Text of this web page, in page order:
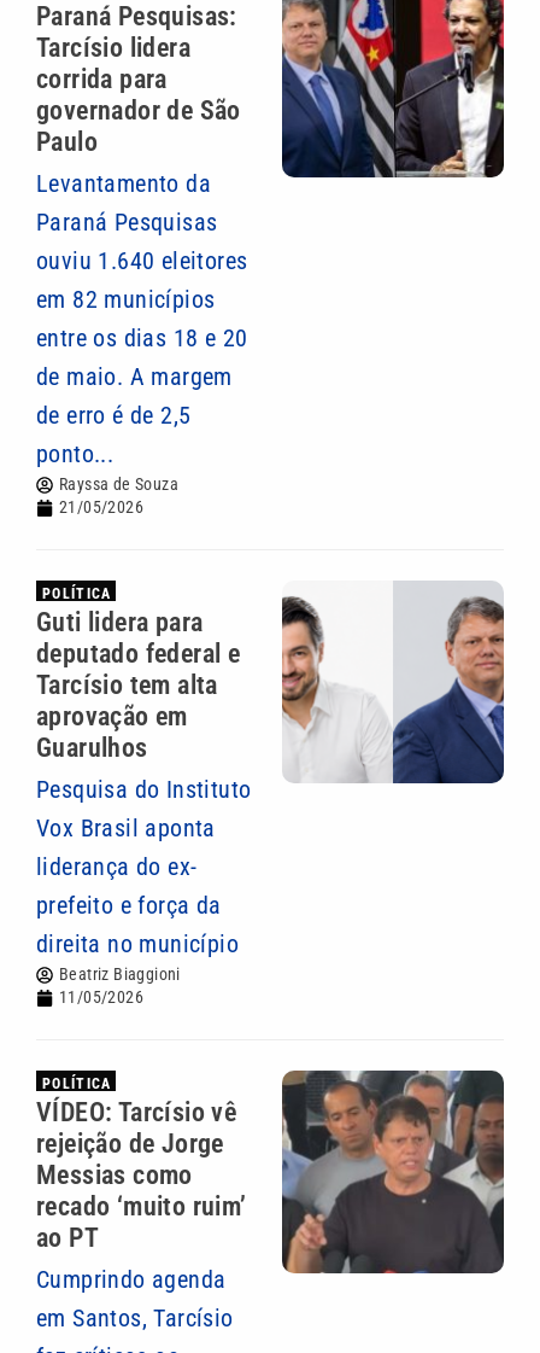
Paraná Pesquisas:
Tarcísio lidera
corrida para
governador de São
Paulo
Levantamento da
Paraná Pesquisas
ouviu 1.640 eleitores
em 82 municípios
entre os dias 18 e 20
de maio. A margem
de erro é de 2,5
ponto...
Rayssa de Souza
21/05/2026
POLÍTICA
Guti lidera para
deputado federal e
Tarcísio tem alta
aprovação em
Guarulhos
Pesquisa do Instituto
Vox Brasil aponta
liderança do ex-
prefeito e força da
direita no município
Beatriz Biaggioni
11/05/2026
POLÍTICA
VÍDEO: Tarcísio vê
rejeição de Jorge
Messias como
recado ‘muito ruim’
ao PT
Cumprindo agenda
em Santos, Tarcísio